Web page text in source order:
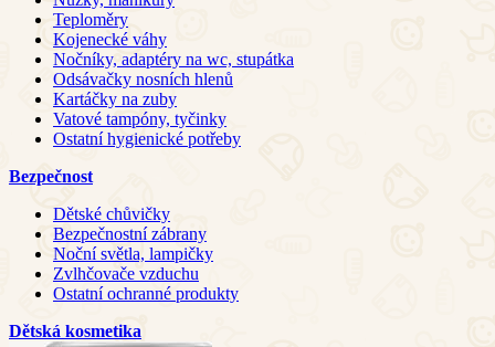
Teploměry
Kojenecké váhy
Nočníky, adaptéry na wc, stupátka
Odsávačky nosních hlenů
Kartáčky na zuby
Vatové tampóny, tyčinky
Ostatní hygienické potřeby
Bezpečnost
Dětské chůvičky
Bezpečnostní zábrany
Noční světla, lampičky
Zvlhčovače vzduchu
Ostatní ochranné produkty
Dětská kosmetika